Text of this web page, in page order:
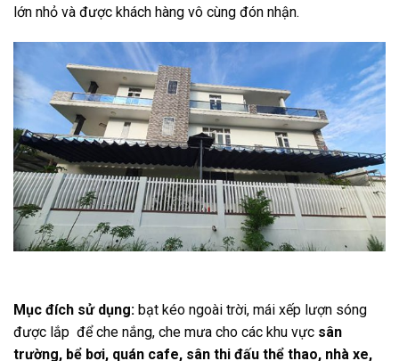
lớn nhỏ và được khách hàng vô cùng đón nhận.
Mục đích sử dụng: bạt kéo ngoài trời, mái xếp lượn sóng
được lắp để che nắng, che mưa cho các khu vực sân
trường, bể bơi, quán cafe, sân thi đấu thể thao, nhà xe,